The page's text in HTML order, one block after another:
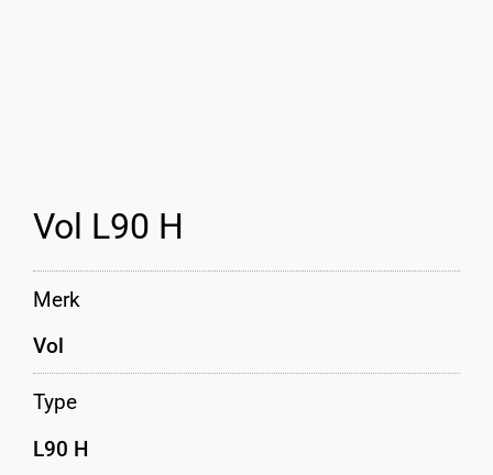
Vol L90 H
Merk
Vol
Type
L90 H